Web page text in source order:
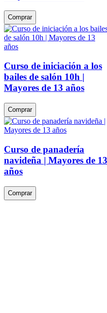
Comprar
Curso de iniciación a los
bailes de salón 10h |
Mayores de 13 años
Comprar
Curso de panadería
navideña | Mayores de 13
años
Comprar